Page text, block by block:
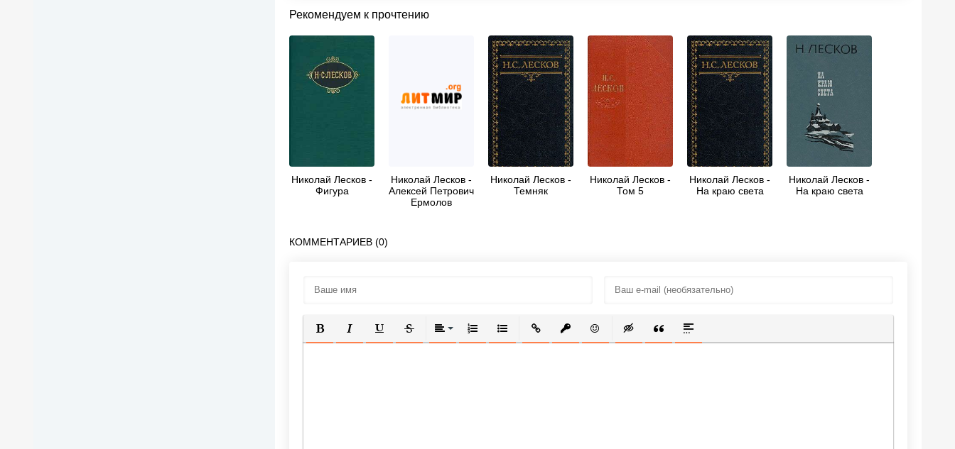
Рекомендуем к прочтению
Николай Лесков -
Фигура
Николай Лесков -
Алексей Петрович
Ермолов
Николай Лесков -
Темняк
Николай Лесков -
Том 5
Николай Лесков -
На краю света
Николай Лесков -
На краю света
КОММЕНТАРИЕВ (0)
ПОЛУЖИРНЫЙ
КУРСИВПОДЧЕРКНУТЫЙ
ЗАЧЕРКНУТЫЙВЫРАВНИВАНИЕ
НУМЕРОВАННЫЙ СПИСОК
МАРКИРОВАННЫЙ СПИСОК
ВСТАВИТЬ ССЫЛКУ
ВСТАВИТЬ ЗАЩИЩЕННУЮ ССЫЛКУ
ВСТАВИТЬ СМАЙЛИК
ВСТАВКА СКРЫТОГО ТЕКСТА
ВСТАВКА ЦИТАТЫ
ВСТАВКА СПОЙЛЕРА